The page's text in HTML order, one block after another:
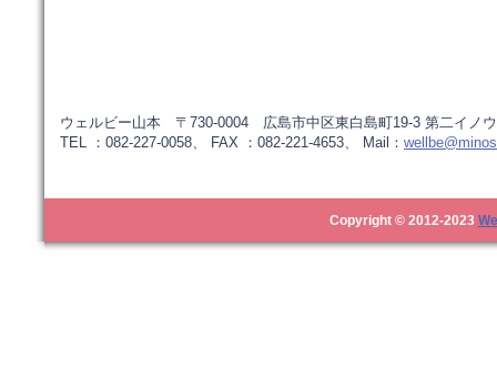
ウェルビー山本 〒730-0004 広島市中区東白島町19-3 第二イノ
TEL ：082-227-0058、 FAX ：082-221-4653、 Mail：
Copyright © 2012-2023